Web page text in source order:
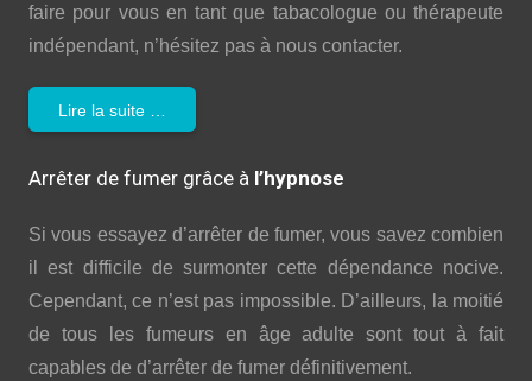
faire pour vous en tant que tabacologue ou thérapeute
indépendant, n’hésitez pas à nous contacter.
Lire la suite …
Arrêter de fumer grâce à l’hypnose
Si vous essayez d’arrêter de fumer, vous savez combien
il est difficile de surmonter cette dépendance nocive.
Cependant, ce n’est pas impossible. D’ailleurs, la moitié
de tous les fumeurs en âge adulte sont tout à fait
capables de d’arrêter de fumer définitivement.